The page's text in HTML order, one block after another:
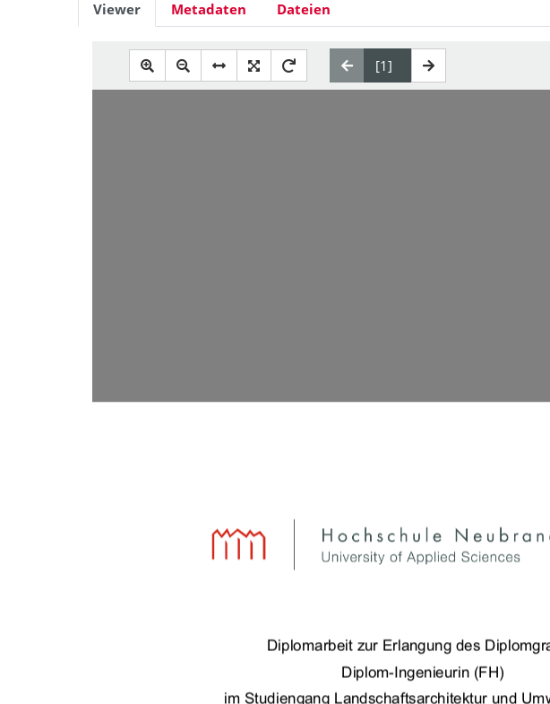
Viewer Metadaten Dateien
Diplomarbeit zur Erlangung des
Diplom-Ingenieurin (FH)
im Studiengang Landschaftsarchitektur und